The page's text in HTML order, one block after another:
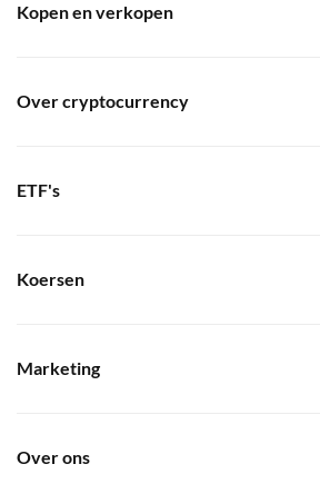
Kopen en verkopen
Over cryptocurrency
ETF's
Koersen
Marketing
Over ons